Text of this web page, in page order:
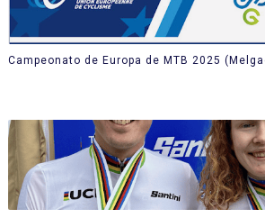
Campeonato de Europa de MTB 2025